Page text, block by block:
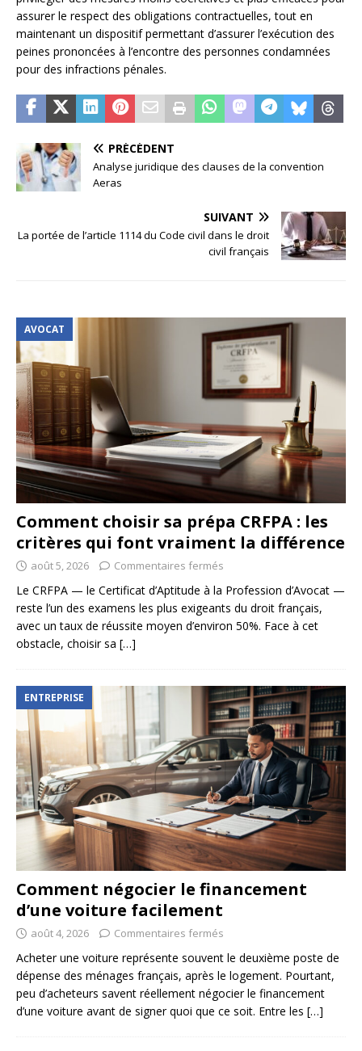
assurer le respect des obligations contractuelles, tout en
maintenant un dispositif permettant d’assurer l’exécution des
peines prononcées à l’encontre des personnes condamnées
pour des infractions pénales.
PRÉCÉDENT
Analyse juridique des clauses de la convention
Aeras
SUIVANT
La portée de l’article 1114 du Code civil dans le droit
civil français
AVOCAT
Comment choisir sa prépa CRFPA : les
critères qui font vraiment la différence
août 5, 2026 Commentaires fermés
Le CRFPA — le Certificat d’Aptitude à la Profession d’Avocat —
reste l’un des examens les plus exigeants du droit français,
avec un taux de réussite moyen d’environ 50%. Face à cet
obstacle, choisir sa […]
ENTREPRISE
Comment négocier le financement
d’une voiture facilement
août 4, 2026 Commentaires fermés
Acheter une voiture représente souvent le deuxième poste de
dépense des ménages français, après le logement. Pourtant,
peu d’acheteurs savent réellement négocier le financement
d’une voiture avant de signer quoi que ce soit. Entre les […]